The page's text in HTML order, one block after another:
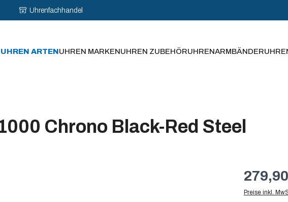
Uhrenfachhandel
UHREN ARTENUHREN MARKENUHREN ZUBEHÖRUHRENARMBÄNDER
Chrono Black-Red Steel
Preise inkl.